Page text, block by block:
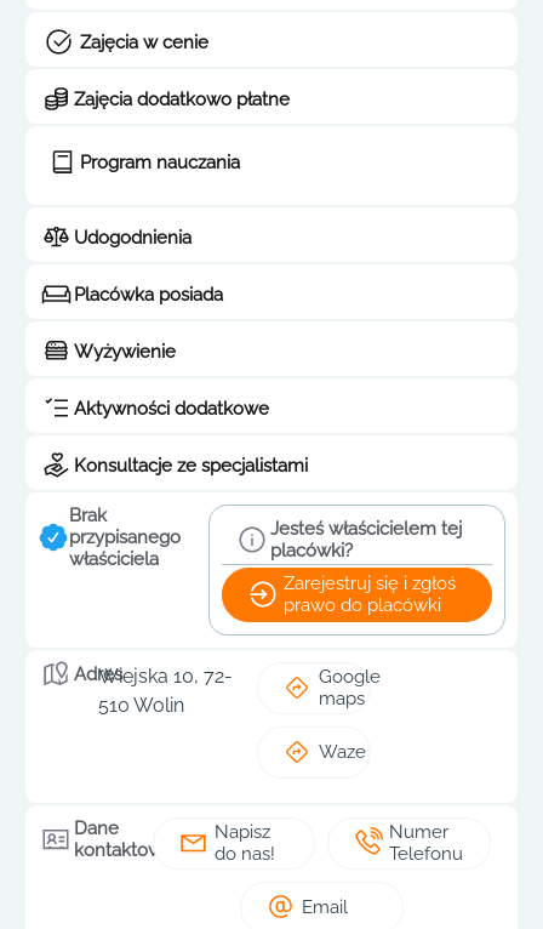
Zajęcia w cenie
Zajęcia dodatkowo płatne
Program nauczania
Udogodnienia
Placówka posiada
Wyżywienie
Aktywności dodatkowe
Konsultacje ze specjalistami
Brak
przypisanego
właściciela
Jesteś właścicielem tej
placówki?
Zarejestruj się i zgłoś
prawo do placówki
AdresWiejska 10, 72-
510 Wolin
Google
maps
Waze
Dane
kontaktowe
Napisz
do nas!
Numer
Telefonu
Email